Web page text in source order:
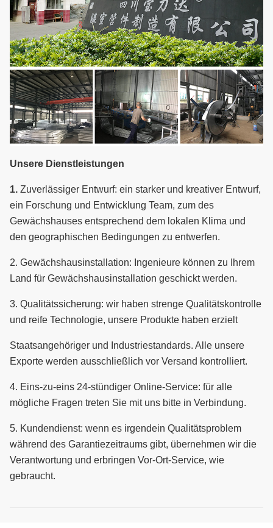
Unsere Dienstleistungen
1. Zuverlässiger Entwurf: ein starker und kreativer Entwurf,
ein Forschung und Entwicklung Team, zum des
Gewächshauses entsprechend dem lokalen Klima und
den geographischen Bedingungen zu entwerfen.
2. Gewächshausinstallation: Ingenieure können zu Ihrem
Land für Gewächshausinstallation geschickt werden.
3. Qualitätssicherung: wir haben strenge Qualitätskontrolle
und reife Technologie, unsere Produkte haben erzielt
Staatsangehöriger und Industriestandards. Alle unsere
Exporte werden ausschließlich vor Versand kontrolliert.
4. Eins-zu-eins 24-stündiger Online-Service: für alle
mögliche Fragen treten Sie mit uns bitte in Verbindung.
5. Kundendienst: wenn es irgendein Qualitätsproblem
während des Garantiezeitraums gibt, übernehmen wir die
Verantwortung und erbringen Vor-Ort-Service, wie
gebraucht.